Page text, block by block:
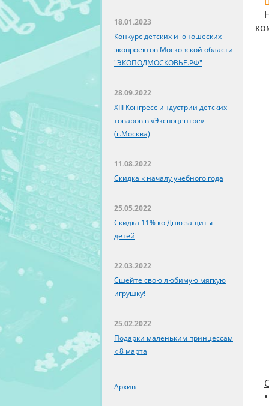
18.01.2023
Конкурс детских и юношеских
экопроектов Московской области
"ЭКОПОДМОСКОВЬЕ.РФ"
28.09.2022
XIII Конгресс индустрии детских
товаров в «Экспоцентре»
(г.Москва)
11.08.2022
Скидка к началу учебного года
25.05.2022
Скидка 11% ко Дню защиты
детей
22.03.2022
Сшейте свою любимую мягкую
игрушку!
25.02.2022
Подарки маленьким принцессам
к 8 марта
Архив